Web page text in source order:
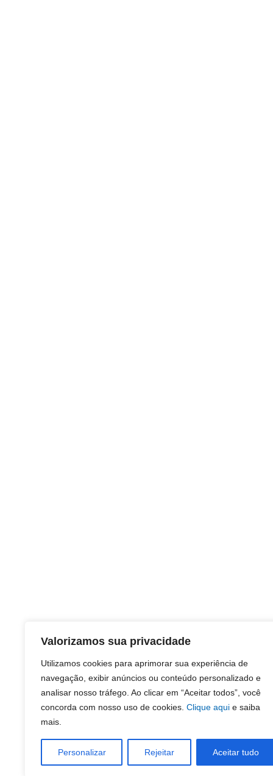
Valorizamos sua privacidade
Utilizamos cookies para aprimorar sua experiência de
navegação, exibir anúncios ou conteúdo personalizado e
analisar nosso tráfego. Ao clicar em “Aceitar todos”, você
concorda com nosso uso de cookies. Clique aqui e saiba
mais.
Personalizar Rejeitar Aceitar tudo